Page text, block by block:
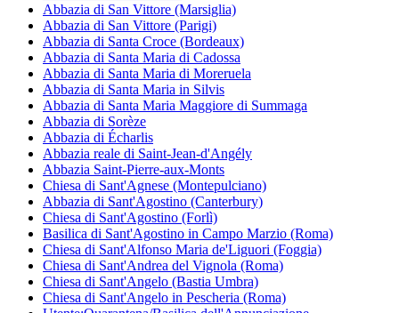
Abbazia di San Vittore (Marsiglia)
Abbazia di San Vittore (Parigi)
Abbazia di Santa Croce (Bordeaux)
Abbazia di Santa Maria di Cadossa
Abbazia di Santa Maria di Moreruela
Abbazia di Santa Maria in Silvis
Abbazia di Santa Maria Maggiore di Summaga
Abbazia di Sorèze
Abbazia di Écharlis
Abbazia reale di Saint-Jean-d'Angély
Abbazia Saint-Pierre-aux-Monts
Chiesa di Sant'Agnese (Montepulciano)
Abbazia di Sant'Agostino (Canterbury)
Chiesa di Sant'Agostino (Forlì)
Basilica di Sant'Agostino in Campo Marzio (Roma)
Chiesa di Sant'Alfonso Maria de'Liguori (Foggia)
Chiesa di Sant'Andrea del Vignola (Roma)
Chiesa di Sant'Angelo (Bastia Umbra)
Chiesa di Sant'Angelo in Pescheria (Roma)